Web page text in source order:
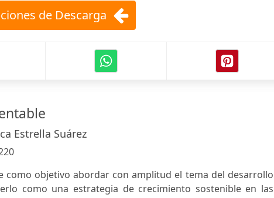
de Descarga
Estrella Suárez
como objetivo abordar con amplitud el tema del desarrollo
como una estrategia de crecimiento sostenible en las